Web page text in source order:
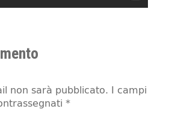
non sarà pubblicato. I campi
*